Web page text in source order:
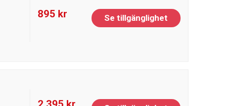
895 kr Se tillgänglighet